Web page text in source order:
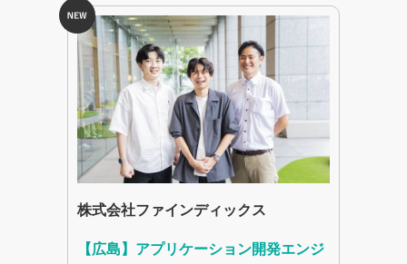
株式会社ファインディックス
【広島】アプリケーション開発エンジ